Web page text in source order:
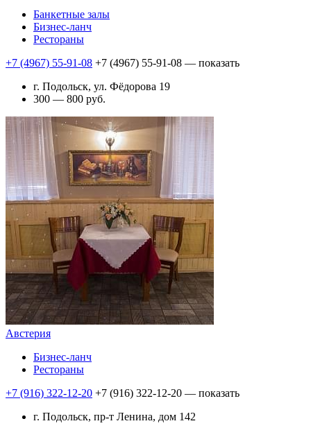
Банкетные залы
Бизнес-ланч
Рестораны
+7 (4967) 55-91-08 +7 (4967) 55-91-08 — показать
г. Подольск, ул. Фёдорова 19
300 — 800 руб.
Австерия
Бизнес-ланч
Рестораны
+7 (916) 322-12-20 +7 (916) 322-12-20 — показать
г. Подольск, пр-т Ленина, дом 142